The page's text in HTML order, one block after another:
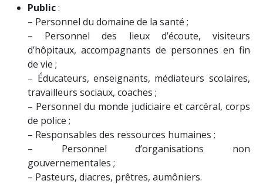
Public:
– Personnel du domaine de la santé ;
– Personnel des lieux d’écoute, visiteurs
d’hôpitaux, accompagnants de personnes en fin
de vie ;
– Éducateurs, enseignants, médiateurs scolaires,
travailleurs sociaux, coaches ;
– Personnel du monde judiciaire et carcéral, corps
de police ;
– Responsables des ressources humaines ;
– Personnel d’organisations non
gouvernementales ;
– Pasteurs, diacres, prêtres, aumôniers.